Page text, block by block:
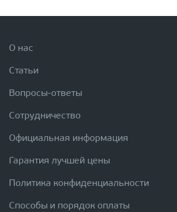
О нас
Статьи
Вопросы-ответы
Сотрудничество
Официальная информация
Гарантия лучшей цены
Политика конфиденциальности
Способы и порядок оплаты